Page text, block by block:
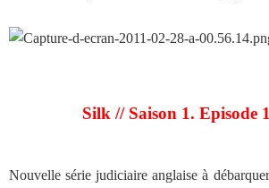
Silk // Saison 1. Episode
Nouvelle série judiciaire anglaise à